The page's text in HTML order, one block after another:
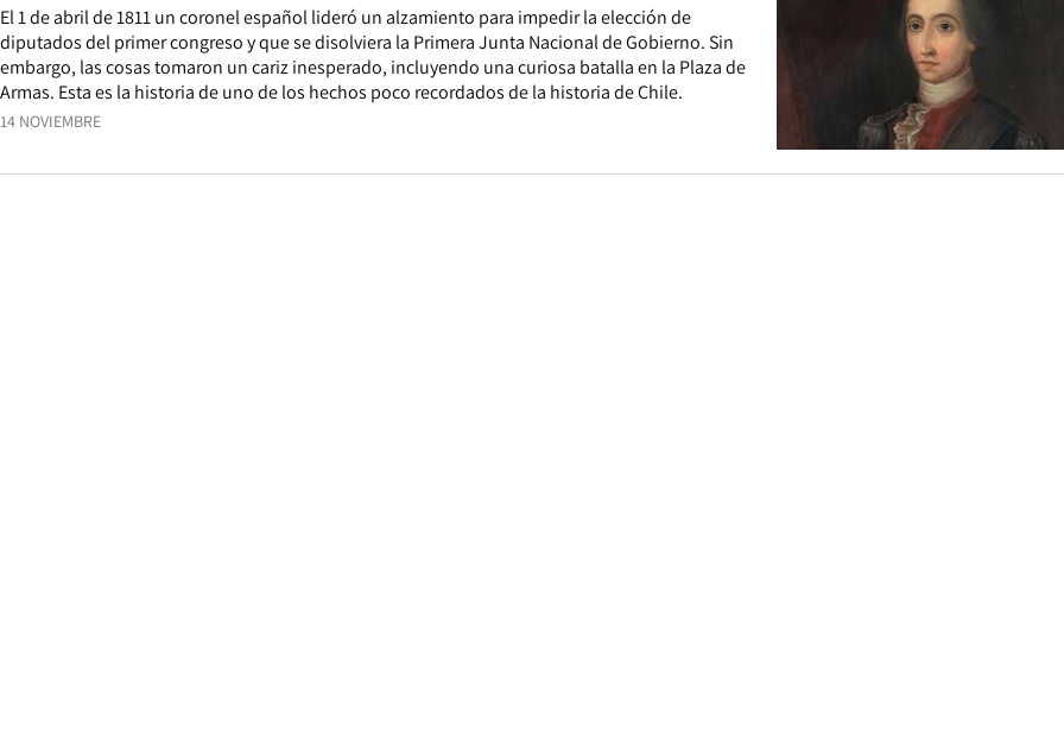
14 NOVIEMBRE
El 1 de abril de 1811 un coronel español lideró un alzamiento para impedir la elección de
diputados del primer congreso y que se disolviera la Primera Junta Nacional de Gobierno. Sin
embargo, las cosas tomaron un cariz inesperado, incluyendo una curiosa batalla en la Plaza de
Armas. Esta es la historia de uno de los hechos poco recordados de la historia de Chile.